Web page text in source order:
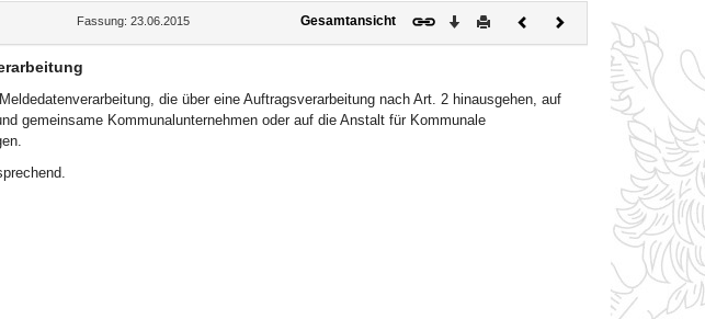
Fassung: 23.06.2015 Gesamtansicht Download
DruckenVorherigesNächstes
Dokument
die über eine Auftragsverarbeitung nach Art. 2 hinausgehen, auf
gemeinsame Kommunalunternehmen oder auf die Anstalt für Kommunale